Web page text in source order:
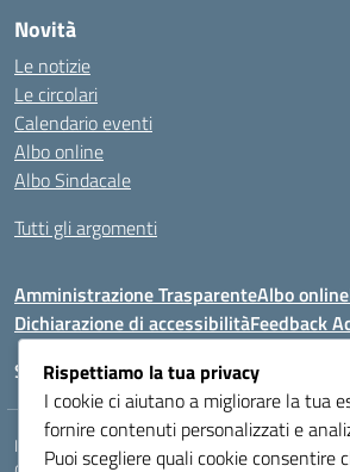
Novità
Le notizie
Le circolari
Calendario eventi
Albo online
Albo Sindacale
Tutti gli argomenti
Amministrazione TrasparenteAlbo online
Dichiarazione di accessibilitàFeedback
Seguici su:
Indirizzo: VIA LAZIO, 3, 43100 PARMA (PR)
Rispettiamo la tua privacy
I cookie ci aiutano a migliorare la tua
fornire contenuti personalizzati e
Puoi scegliere quali cookie consentire